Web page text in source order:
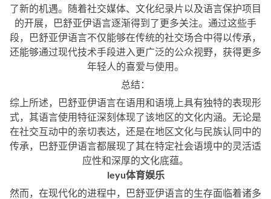
了新的机遇。随着社交媒体、文化纪录片以及语言保护项目
的开展，巴舒亚伊语言逐渐得到了更多关注。通过这些手
段，巴舒亚伊语言不仅能够在传统的社交场合中得以传承，
还能够通过现代技术手段进入更广泛的公众视野，获得更多
年轻人的喜爱与使用。
总结：
综上所述，巴舒亚伊语言在语用和语境上具有独特的表现形
式，其语言使用特征深刻体现了该地区的文化内涵。无论是
在社交互动中的亲切表达，还是在地区文化与民族认同中的
传承，巴舒亚伊语言都展现了其在特定社会语境中的灵活适
应性和深厚的文化底蕴。
leyu体育娱乐
然而，在现代化的进程中，巴舒亚伊语言的生存面临着诸多